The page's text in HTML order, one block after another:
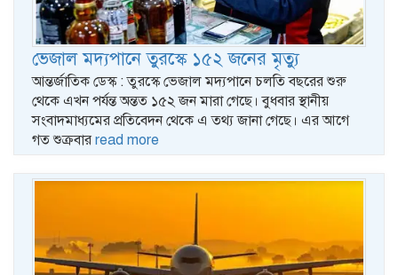
ভেজাল মদ্যপানে তুরস্কে ১৫২ জনের মৃত্যু
আন্তর্জাতিক ডেস্ক : তুরস্কে ভেজাল মদ্যপানে চলতি বছরের শুরু
থেকে এখন পর্যন্ত অন্তত ১৫২ জন মারা গেছে। বুধবার স্থানীয়
সংবাদমাধ্যমের প্রতিবেদন থেকে এ তথ্য জানা গেছে। এর আগে
গত শুক্রবার read more